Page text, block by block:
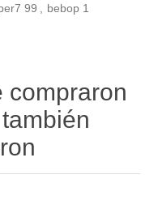
99 bebop 1
compraron